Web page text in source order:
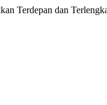
Terdepan dan